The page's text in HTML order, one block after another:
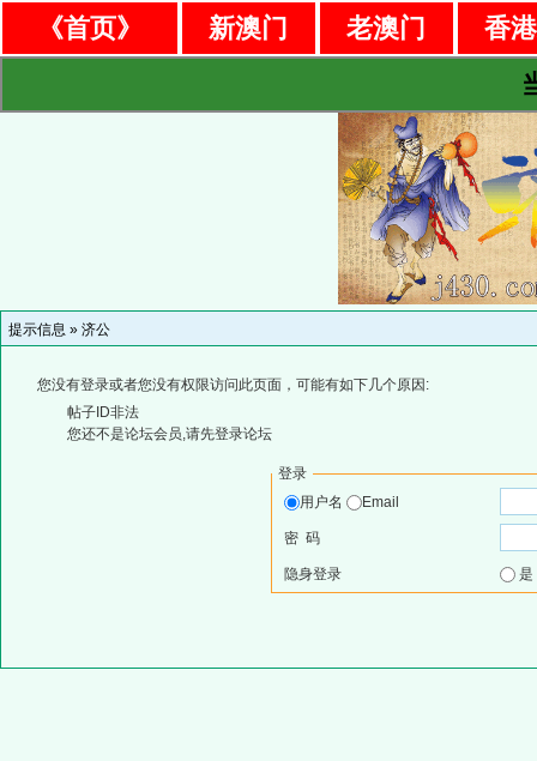
《首页》 新澳门 老澳门
香
提示信息 » 济公
您没有登录或者您没有权限访问此页面，可能有如下几个原因:
帖子ID非法
您还不是论坛会员,请先登录论坛
登录
用户名
Email
密 码
隐身登录